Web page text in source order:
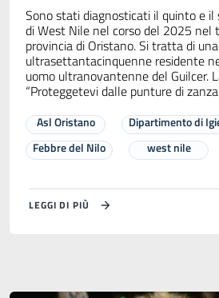
Sono stati diagnosticati il quinto e il
di West Nile nel corso del 2025 nel
provincia di Oristano. Si tratta di
ultrasettantacinquenne residente
uomo ultranovantenne del Guilcer.
“Proteggetevi dalle punture di
Asl Oristano
Dipartimento di
Febbre del Nilo
west nile
LEGGI DI PIÙ